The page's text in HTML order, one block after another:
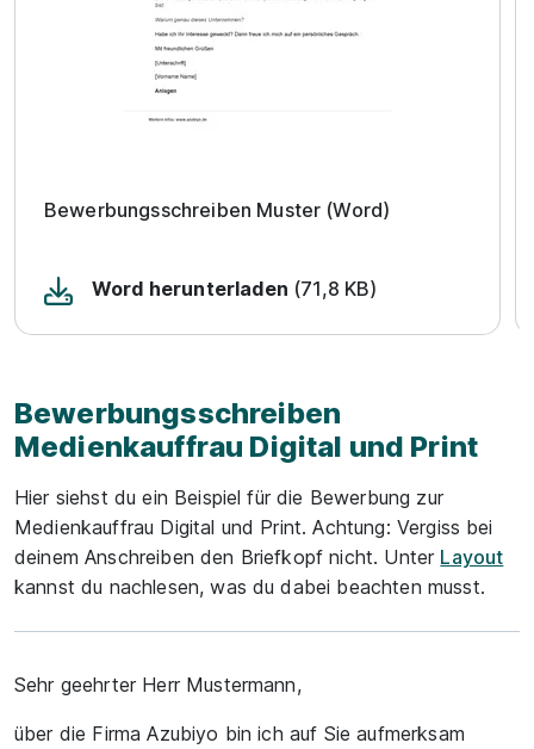
Bewerbungsschreiben Muster (Word)
Word herunterladen (71,8 KB)
Bewerbungsschreiben
Medienkauffrau Digital und Print
Hier siehst du ein Beispiel für die Bewerbung zur
Medienkauffrau Digital und Print. Achtung: Vergiss bei
deinem Anschreiben den Briefkopf nicht. Unter Layout
kannst du nachlesen, was du dabei beachten musst.
Sehr geehrter Herr Mustermann,
über die Firma Azubiyo bin ich auf Sie aufmerksam